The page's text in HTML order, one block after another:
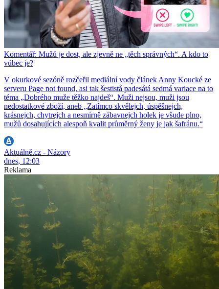
Komentář: Mužů je dost, ale zjevně ne „těch správných“. A kdo to
vůbec je?
V okurkové sezóně rozčeřil mediální vody článek Anny Koucké ze
serveru Page not found, asi tak šestistá padesátá sedmá variace na to
téma „Dobrého muže těžko najdeš“. Muži nejsou, muži jsou
nedostatkové zboží, aneb „Zatímco skvělejch, úspěšnejch,
krásnejch, chytrejch a nesmírně zábavnejch holek je všude plno,
mužů dosahujících alespoň kvalit průměrný ženy je jak šafránu.“
Aktuálně.cz - Názory
dnes, 12:03
Reklama